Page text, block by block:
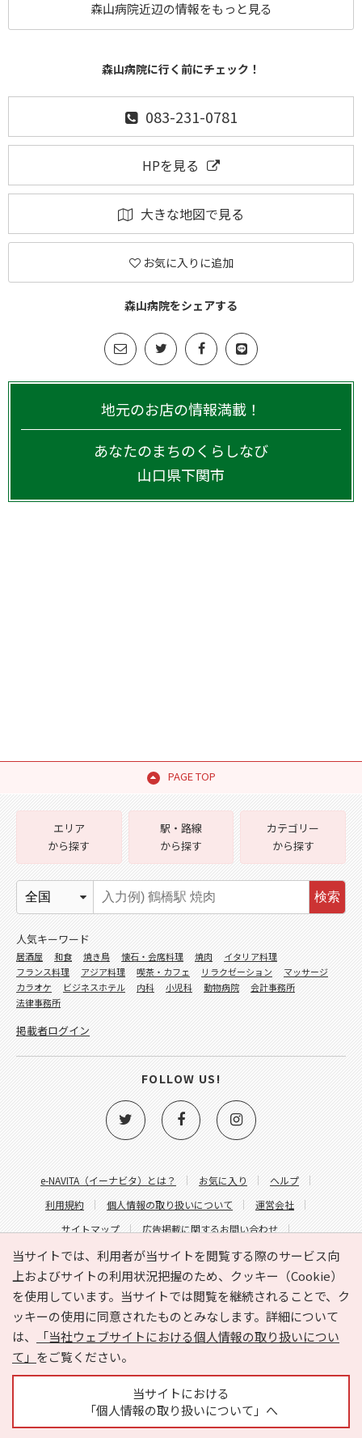
森山病院近辺の情報をもっと見る
森山病院に行く前にチェック！
083-231-0781
HPを見る
大きな地図で見る
お気に入りに追加
森山病院をシェアする
地元のお店の情報満載！
あなたのまちのくらしなび
山口県下関市
PAGE TOP
当サイトでは、利用者が当サイトを閲覧する際のサービス向
上およびサイトの利用状況把握のため、クッキー（Cookie）
を使用しています。当サイトでは閲覧を継続されることで、ク
ッキーの使用に同意されたものとみなします。詳細について
は、
「当社ウェブサイトにおける個人情報の取り扱いについ
て」 をご覧ください。
当サイトにおける
「個人情報の取り扱いについて」へ
e-NAVITA（イーナビタ）とは？ お気に入り
ヘルプ
利用規約
個人情報の取り扱いについて
運営会社
サイトマップ
広告掲載に関するお問い合わせ
サイトの内容に関するお問い合わせ
エリア
から探す
駅・路線
から探す
カテゴリー
から探す
検索
人気キーワード
居酒屋 和食 焼き鳥 懐石・会席料理 焼肉
イタリア料理
フランス料理
アジア料理 喫茶・カフェ リラクゼーション
マッサージ
カラオケ
ビジネスホテル 内科 小児科 動物病院
会計事務所
法律事務所
掲載者ログイン
FOLLOW US!
Copyright © HYOJITO.Co.,Ltd. All Rights Reserved.